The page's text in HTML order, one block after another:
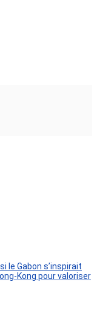
le Gabon s’inspirait
Kong pour valoriser